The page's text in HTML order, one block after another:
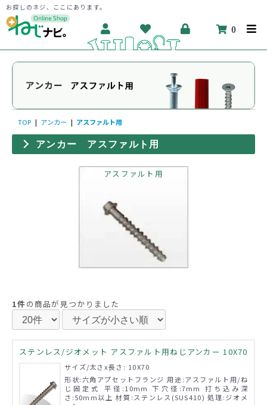
お探しのネジ、ここにあります。
0
TOP | アンカー | アスファルト用
アンカー アスファルト用
アスファルト用
1件の商品が見つかりました
ステンレス/ジオメット アスファルト用ねじアンカー 10X70
サイズ/太さx長さ: 10X70
形状:六角アプセットフランジ 用途:アスファルト用/ね
じ固定式 平径:10mm 下穴径:7mm 打ち込み深
さ:50mm以上 材質:ステンレス(SUS410) 処理:ジオメ